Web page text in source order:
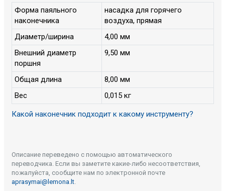
Форма паяльного
наконечника
насадка для горячего
воздуха, прямая
Диаметр/ширина
4,00 мм
Внешний диаметр
поршня
9,50 мм
Общая длина
8,00 мм
Вес
0,015 кг
Какой наконечник подходит к какому инструменту?
Описание переведено с помощью автоматического
переводчика. Если вы заметите какие-либо несоответствия,
пожалуйста, сообщите нам по электронной почте
aprasymai@lemona.lt.